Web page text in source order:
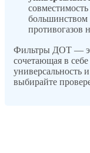
совместимость
большинством
противогазов
Фильтры ДОТ —
сочетающая в
выбирайте